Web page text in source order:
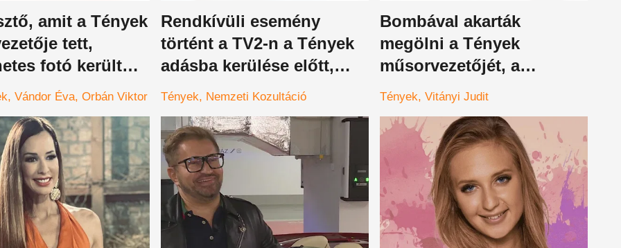
amit a Tények
tett,
fotó került
Vándor Éva Orbán Viktor
Rendkívüli esemény
történt a TV2-n a Tények
adásba kerülése előtt,
nem akárki jelentkezett be
Tények Nemzeti Kozultáció
Bombával akarták
megölni a Tények
műsorvezetőjét, a
csatorna azonnal reagált,
őket is megfenyegették
Tények Vitányi Judit